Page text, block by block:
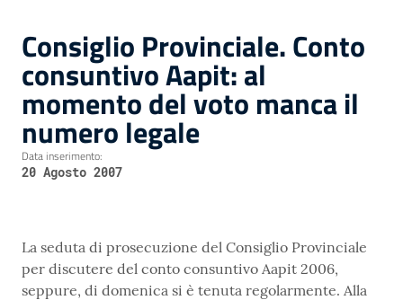
Consiglio Provinciale. Conto
consuntivo Aapit: al
momento del voto manca il
numero legale
Data inserimento:
20 Agosto 2007
La seduta di prosecuzione del Consiglio Provinciale
per discutere del conto consuntivo Aapit 2006,
seppure, di domenica si è tenuta regolarmente. Alla